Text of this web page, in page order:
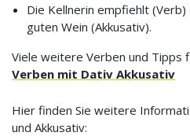
Die Kellnerin empfiehlt
guten Wein (Akkusativ).
Viele weitere Verben und Tipps
Verben mit Dativ Akkusativ
Hier finden Sie weitere
und Akkusativ: